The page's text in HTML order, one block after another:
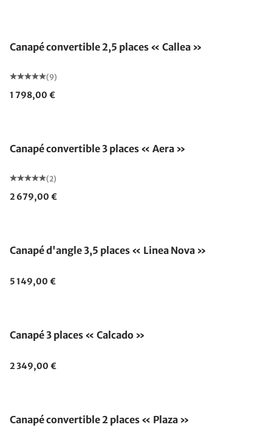
Canapé convertible 2,5 places « Callea »
(9)
1 798,00 €
Canapé convertible 3 places « Aera »
(2)
2 679,00 €
Canapé d'angle 3,5 places « Linea Nova »
5 149,00 €
Canapé 3 places « Calcado »
2 349,00 €
Canapé convertible 2 places « Plaza »